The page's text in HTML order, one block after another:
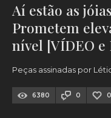
Aí estão as
Prometem
nível [VÍDEO e
Peças assinadas por
6380 0 0